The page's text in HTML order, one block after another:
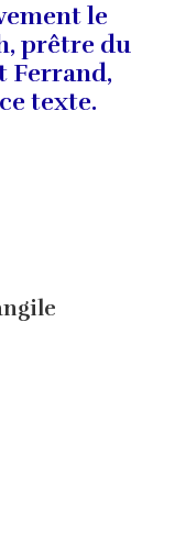
le
prêtre du
Ferrand,
texte.